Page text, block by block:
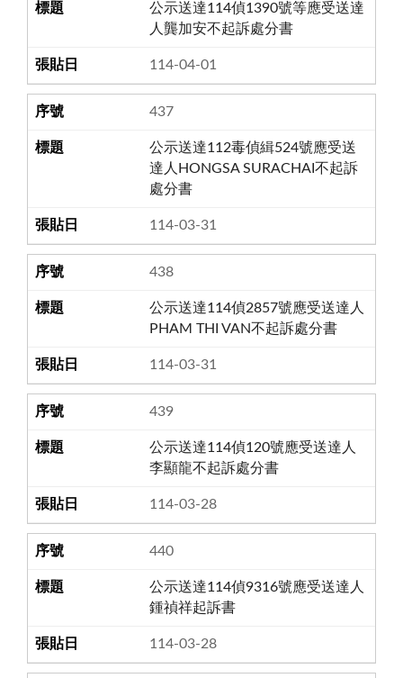
公示送達114偵1390號等應受送達
人龔加安不起訴處分書
114-04-01
437
公示送達112毒偵緝524號應受送
達人HONGSA SURACHAI不起訴
處分書
114-03-31
438
公示送達114偵2857號應受送達人
PHAM THI VAN不起訴處分書
114-03-31
439
公示送達114偵120號應受送達人
李顯龍不起訴處分書
114-03-28
440
公示送達114偵9316號應受送達人
鍾禎祥起訴書
114-03-28